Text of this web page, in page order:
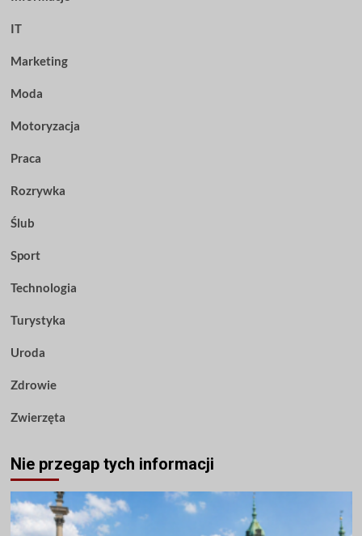
IT
Marketing
Moda
Motoryzacja
Praca
Rozrywka
Ślub
Sport
Technologia
Turystyka
Uroda
Zdrowie
Zwierzęta
Nie przegap tych informacji